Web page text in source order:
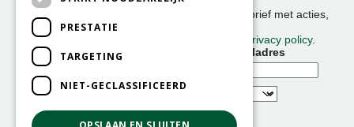
Ontvang ongeveer 1x per week onze nieuwsbrief met acties,
We slaan uw gegevens op conform onze
privacy policy.
Voornaam
E-mailadres
PRESTATIE
TARGETING
NIET-GECLASSIFICEERD